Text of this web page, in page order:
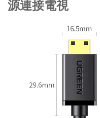
源連接電視